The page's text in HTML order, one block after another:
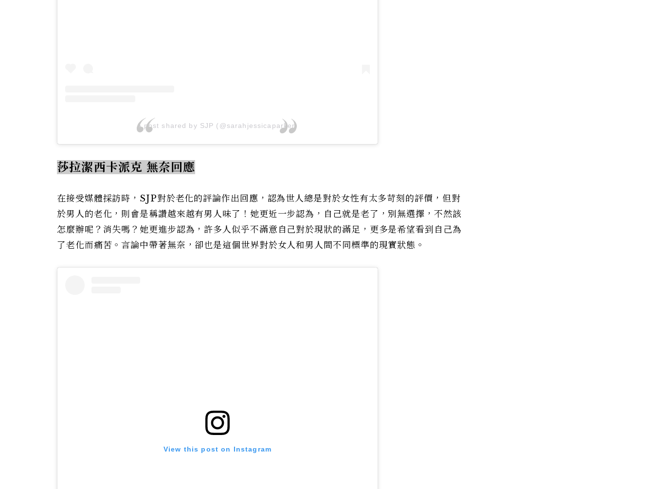
A post shared by SJP (@sarahjessicaparker)
莎拉潔西卡派克 無奈回應
在接受媒體採訪時，SJP對於老化的評論作出回應，認為世人總是對於女性有太多苛刻的評價，但對
於男人的老化，則會是稱讚越來越有男人味了！她更近一步認為，自己就是老了，別無選擇，不然該
怎麼辦呢？消失嗎？她更進步認為，許多人似乎不滿意自己對於現狀的滿足，更多是希望看到自己為
了老化而痛苦。言論中帶著無奈，卻也是這個世界對於女人和男人間不同標準的現實狀態。
View this post on Instagram